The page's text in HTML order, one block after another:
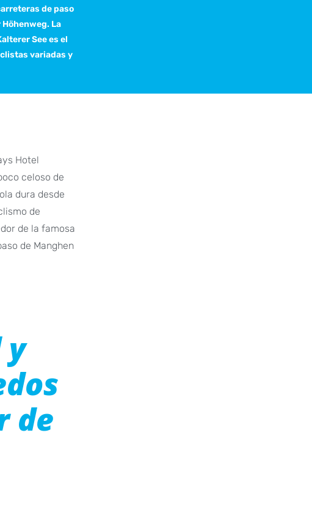
de paso
La
See es el
variadas y
Hotel
celoso de
dura desde
de
de la famosa
de Manghen
y
de